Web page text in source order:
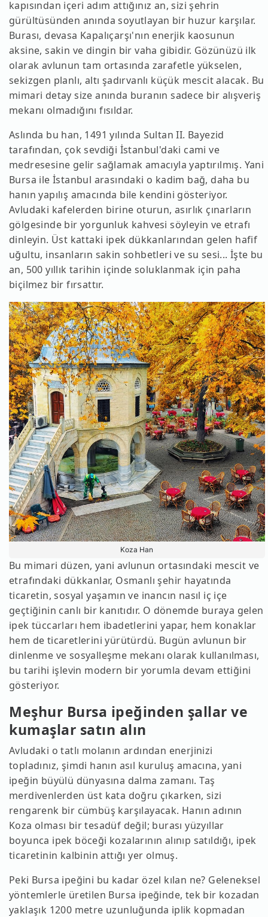
kapısından içeri adım attığınız an, sizi şehrin
gürültüsünden anında soyutlayan bir huzur karşılar.
Burası, devasa Kapalıçarşı'nın enerjik kaosunun
aksine, sakin ve dingin bir vaha gibidir. Gözünüzü ilk
olarak avlunun tam ortasında zarafetle yükselen,
sekizgen planlı, altı şadırvanlı küçük mescit alacak. Bu
mimari detay size anında buranın sadece bir alışveriş
mekanı olmadığını fısıldar.
Aslında bu han, 1491 yılında Sultan II. Bayezid
tarafından, çok sevdiği İstanbul'daki cami ve
medresesine gelir sağlamak amacıyla yaptırılmış. Yani
Bursa ile İstanbul arasındaki o kadim bağ, daha bu
hanın yapılış amacında bile kendini gösteriyor.
Avludaki kafelerden birine oturun, asırlık çınarların
gölgesinde bir yorgunluk kahvesi söyleyin ve etrafı
dinleyin. Üst kattaki ipek dükkanlarından gelen hafif
uğultu, insanların sakin sohbetleri ve su sesi... İşte bu
an, 500 yıllık tarihin içinde soluklanmak için paha
biçilmez bir fırsattır.
Koza Han
Bu mimari düzen, yani avlunun ortasındaki mescit ve
etrafındaki dükkanlar, Osmanlı şehir hayatında
ticaretin, sosyal yaşamın ve inancın nasıl iç içe
geçtiğinin canlı bir kanıtıdır. O dönemde buraya gelen
ipek tüccarları hem ibadetlerini yapar, hem konaklar
hem de ticaretlerini yürütürdü. Bugün avlunun bir
dinlenme ve sosyalleşme mekanı olarak kullanılması,
bu tarihi işlevin modern bir yorumla devam ettiğini
gösteriyor.
Meşhur Bursa ipeğinden şallar ve
kumaşlar satın alın
Avludaki o tatlı molanın ardından enerjinizi
topladınız, şimdi hanın asıl kuruluş amacına, yani
ipeğin büyülü dünyasına dalma zamanı. Taş
merdivenlerden üst kata doğru çıkarken, sizi
rengarenk bir cümbüş karşılayacak. Hanın adının
Koza olması bir tesadüf değil; burası yüzyıllar
boyunca ipek böceği kozalarının alınıp satıldığı, ipek
ticaretinin kalbinin attığı yer olmuş.
Peki Bursa ipeğini bu kadar özel kılan ne? Geleneksel
yöntemlerle üretilen Bursa ipeğinde, tek bir kozadan
yaklaşık 1200 metre uzunluğunda iplik kopmadan